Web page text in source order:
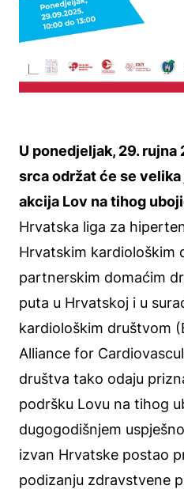
U ponedjeljak, 29.
srca održat će se
akcija Lov na tihog
Hrvatska liga za
Hrvatskim kardiološkim
partnerskim domaćim
puta u Hrvatskoj i u
kardiološkim društvom
Alliance for
društva tako odaju
podršku Lovu na tihog
dugogodišnjem
izvan Hrvatske postao
podizanju zdravstvene